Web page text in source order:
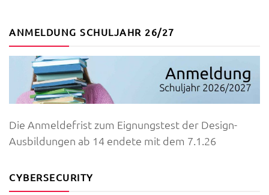
ANMELDUNG SCHULJAHR 26/27
Die Anmeldefrist zum Eignungstest der Design-
Ausbildungen ab 14 endete mit dem 7.1.26
CYBERSECURITY